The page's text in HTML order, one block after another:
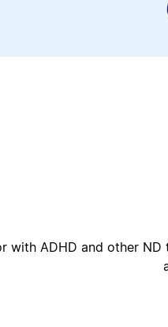
with ADHD and other